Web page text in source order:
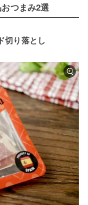
つまみ2選
切り落とし